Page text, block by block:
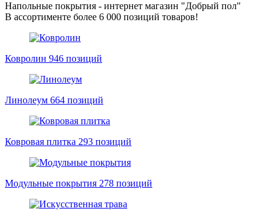
Напольные покрытия - интернет магазин "Добрый пол"
В ассортименте более 6 000 позиций товаров!
Ковролин 946 позиций
Линолеум 664 позиций
Ковровая плитка 293 позиций
Модульные покрытия 278 позиций